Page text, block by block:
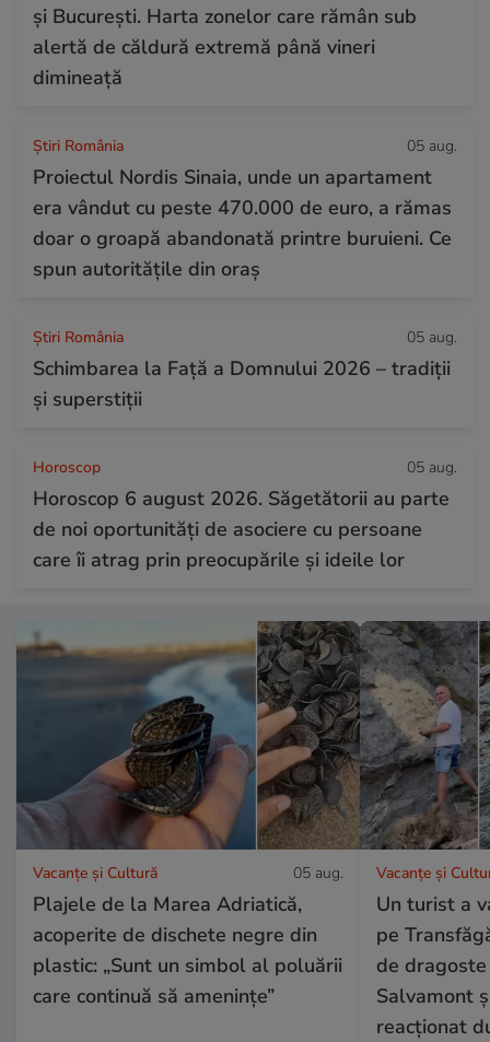
și București. Harta zonelor care rămân sub
alertă de căldură extremă până vineri
dimineață
Știri România 05 aug.
Proiectul Nordis Sinaia, unde un apartament
era vândut cu peste 470.000 de euro, a rămas
doar o groapă abandonată printre buruieni. Ce
spun autoritățile din oraș
Știri România 05 aug.
Schimbarea la Față a Domnului 2026 – tradiții
și superstiții
Horoscop 05 aug.
Horoscop 6 august 2026. Săgetătorii au parte
de noi oportunități de asociere cu persoane
care îi atrag prin preocupările și ideile lor
Vacanțe și Cultură 05 aug.
Plajele de la Marea Adriatică,
acoperite de dischete negre din
plastic: „Sunt un simbol al poluării
care continuă să amenințe”
Vacanțe și
Un turist a
pe
de dragoste
Salvamont
reacționat